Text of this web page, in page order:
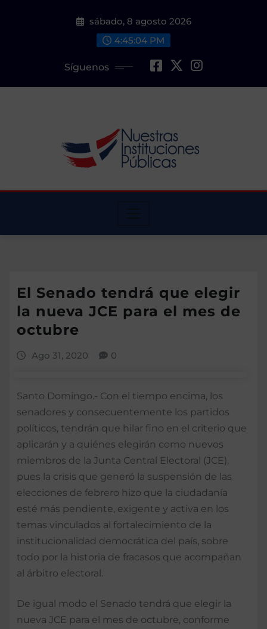
sábado, 8 agosto 2026
4:45:06 PM
Síguenos
El Senado tendrá que elegir
la nueva JCE para el mes de
octubre
Ago 31, 2020 0
Santo Domingo.- Con el tiempo encima, los
senadores y consecuentemente los partidos
políticos, tendrán que hilar fino en el criterio que
aplicarán y a quiénes elegirán como nuevos
miembros de la Junta Central Electoral (JCE),
pues la crisis que generó la suspensión de las
elecciones de febrero hizo que la ciudadanía
esté más pendiente, exigente y activa en los
temas vinculados al fortalecimiento de la
institucionalidad democrática del país, sobre
todo por la historia de fracasos que acompañan
al árbitro electoral.
De igual modo el Senado tendrá que elegir la
nueva JCE para el mes de octubre, conforme